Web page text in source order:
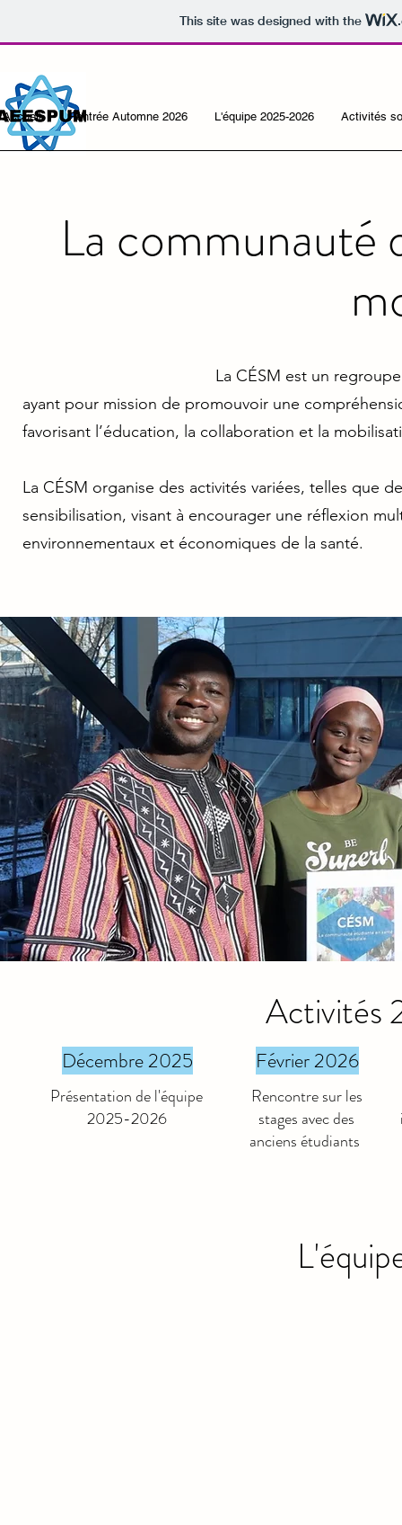
This site was designed with the
Accueil Rentrée Automne 2026 L'équipe 2025-2026 Activités
La communauté
La CÉSM est un
ayant pour mission de promouvoir une
favorisant l’éducation, la collaboration et la
La CÉSM organise des activités variées, telles que
sensibilisation, visant à encourager une réflexion
environnementaux et économiques de la santé.
Activités
Décembre 2025 Février 2026
Présentation de l'équipe
2025-2026
Rencontre sur les
stages avec des
anciens étudiants